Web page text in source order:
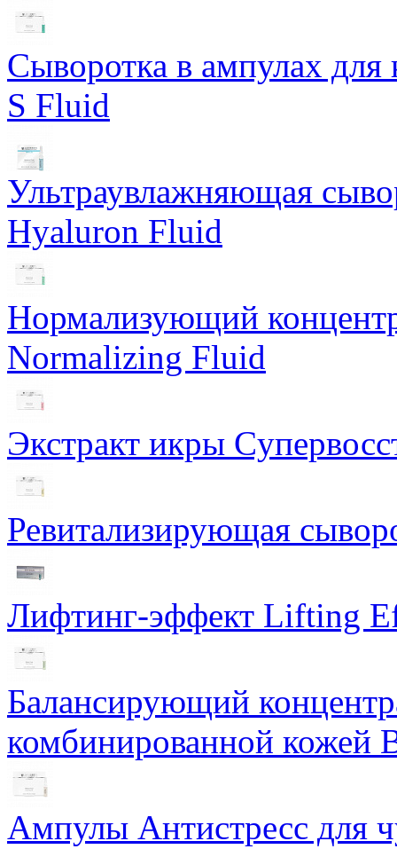
Сыворотка в ампулах для
S Fluid
Ультраувлажняющая
Hyaluron Fluid
Нормализующий
Normalizing Fluid
Экстракт икры
Ревитализирующая
Лифтинг-эффект Lifting
Балансирующий
комбинированной кожей
Ампулы Антистресс для